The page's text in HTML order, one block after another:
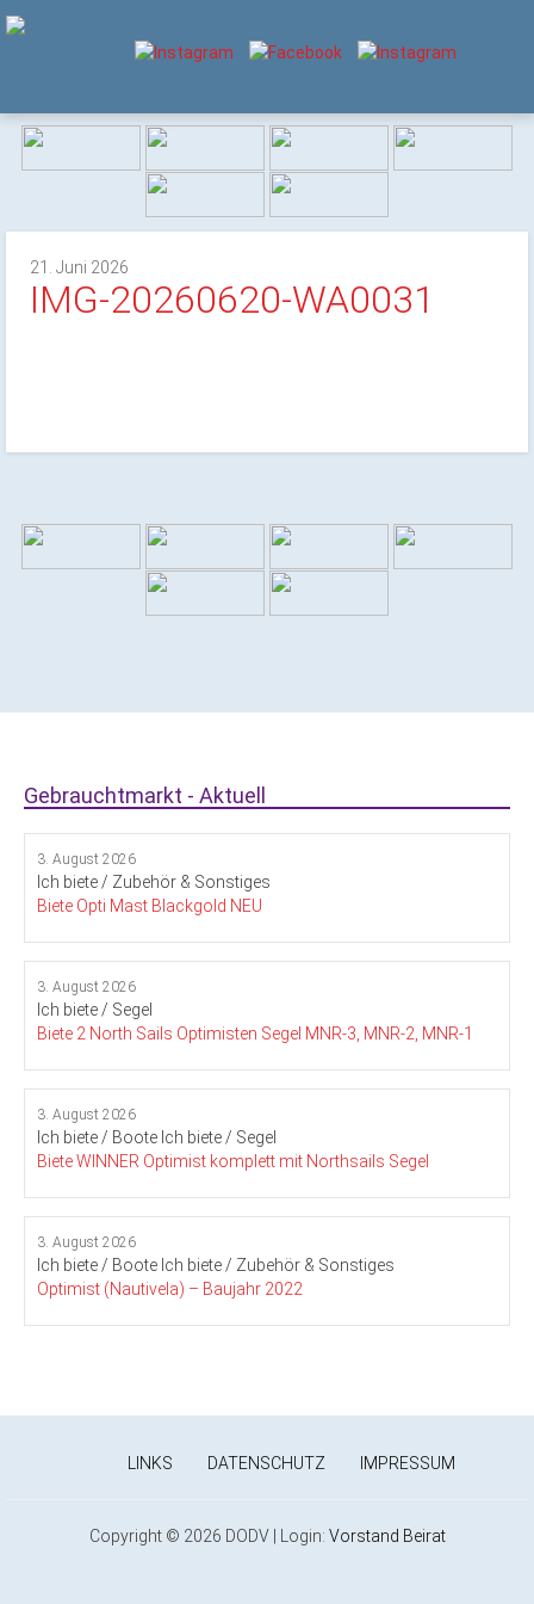
21. Juni 2026
IMG-20260620-WA0031
Gebrauchtmarkt - Aktuell
3. August 2026
Ich biete / Zubehör & Sonstiges
Biete Opti Mast Blackgold NEU
3. August 2026
Ich biete / Segel
Biete 2 North Sails Optimisten Segel MNR-3, MNR-2, MNR-1
3. August 2026
Ich biete / Boote Ich biete / Segel
Biete WINNER Optimist komplett mit Northsails Segel
3. August 2026
Ich biete / Boote Ich biete / Zubehör & Sonstiges
Optimist (Nautivela) – Baujahr 2022
LINKS DATENSCHUTZ IMPRESSUM
Copyright © 2026 DODV | Login: Vorstand Beirat